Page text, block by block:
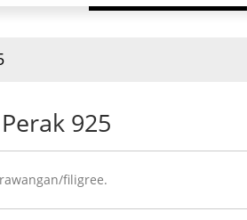
925
filigree.